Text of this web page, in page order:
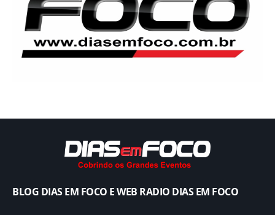
BLOG DIAS EM FOCO E WEB RADIO DIAS EM FOCO